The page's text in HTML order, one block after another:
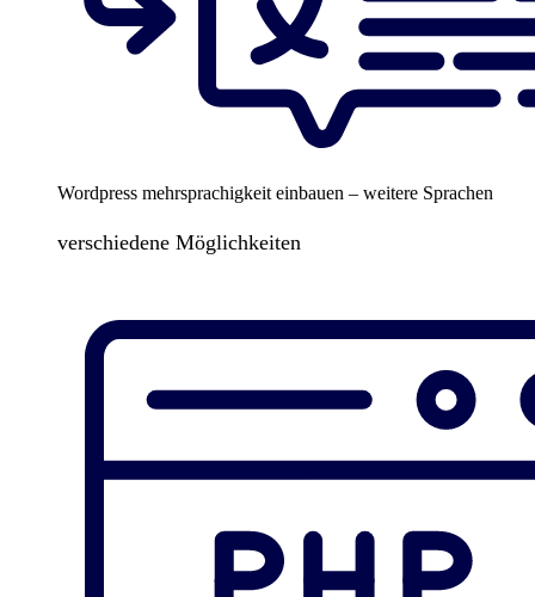
Wordpress mehrsprachigkeit einbauen – weitere Sprachen
verschiedene Möglichkeiten